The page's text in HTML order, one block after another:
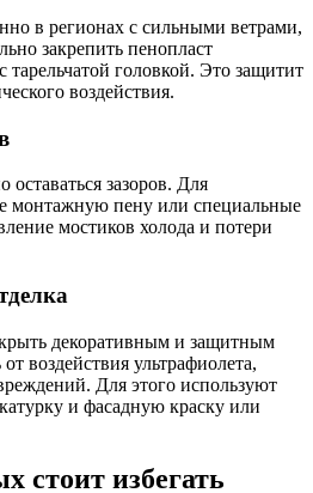
в регионах с сильными ветрами,
закрепить пенопласт
головкой. Это защитит
воздействия.
зазоров. Для
монтажную пену или специальные
мостиков холода и потери
декоративным и защитным
воздействия ультрафиолета,
Для этого используют
и фасадную краску или
стоит избегать